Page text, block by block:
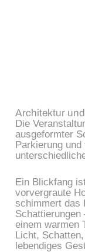
Architektur
Die
ausgeformter
Parkierung
Ein Blickfang
vorvergraute
schimmert das
einem warmen
Licht,
lebendiges